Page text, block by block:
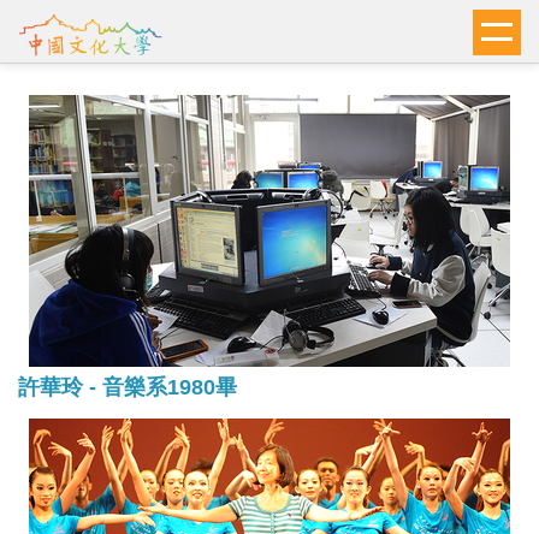
到
要
內
容
區
許華玲 - 音樂系1980畢